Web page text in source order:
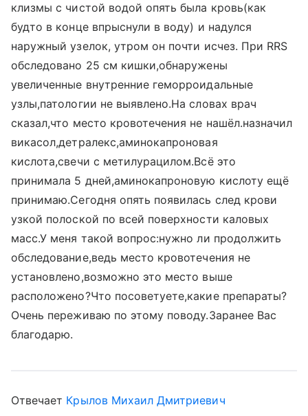
клизмы с чистой водой опять была кровь(как
будто в конце впрыснули в воду) и надулся
наружный узелок, утром он почти исчез. При RRS
обследовано 25 см кишки,обнаружены
увеличенные внутренние геморроидальные
узлы,патологии не выявлено.На словах врач
сказал,что место кровотечения не нашёл.назначил
викасол,детралекс,аминокапроновая
кислота,свечи с метилурацилом.Всё это
принимала 5 дней,аминокапроновую кислоту ещё
принимаю.Сегодня опять появилась след крови
узкой полоской по всей поверхности каловых
масс.У меня такой вопрос:нужно ли продолжить
обследование,ведь место кровотечения не
установлено,возможно это место выше
расположено?Что посоветуете,какие препараты?
Очень переживаю по этому поводу.Заранее Вас
благодарю.
Отвечает Крылов Михаил Дмитриевич